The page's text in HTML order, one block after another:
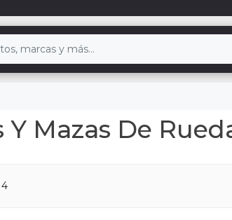
Mazas De